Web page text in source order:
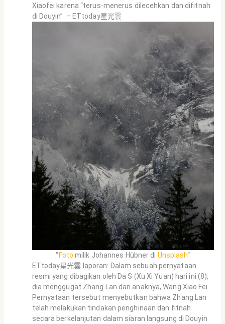
Xiaofei karena “terus-menerus dilecehkan dan difitnah
di Douyin”. – ETtoday星光雲
“Foto milik Johannes Hübner di Unsplash“
ETtoday星光雲 laporan: Dalam sebuah pernyataan
resmi yang dibagikan oleh Da S (Xu Xi Yuan) hari ini (8),
dia menggugat Zhang Lan dan anaknya, Wang Xiao Fei.
Pernyataan tersebut menyebutkan bahwa Zhang Lan
telah melakukan tindakan penghinaan dan fitnah
secara berkelanjutan dalam siaran langsung di Douyin